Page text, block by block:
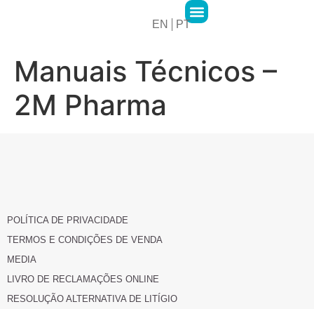
EN PT
Manuais Técnicos –
2M Pharma
POLÍTICA DE PRIVACIDADE
TERMOS E CONDIÇÕES DE VENDA
MEDIA
LIVRO DE RECLAMAÇÕES ONLINE
RESOLUÇÃO ALTERNATIVA DE LITÍGIO